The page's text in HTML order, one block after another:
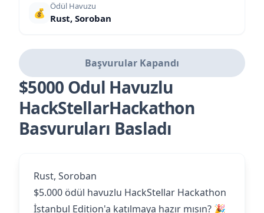
💰
Ödül Havuzu
Rust, Soroban
Başvurular Kapandı
$5000 Odul Havuzlu
HackStellarHackathon
Basvuruları Basladı
Rust, Soroban
$5.000 ödül havuzlu HackStellar Hackathon
İstanbul Edition'a katılmaya hazır mısın? 🎉